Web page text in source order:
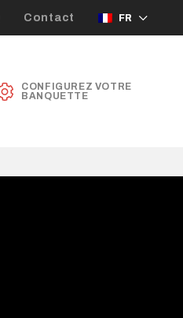
Contact FR
CONFIGUREZ VOTRE
BANQUETTE